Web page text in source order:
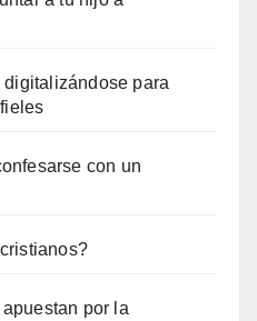
para
con un
por la